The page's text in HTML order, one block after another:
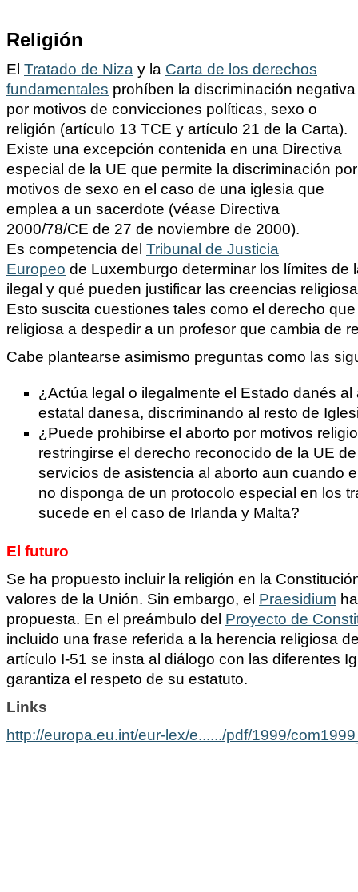
Religión
El Tratado de Niza y la Carta de los derechos
fundamentales prohíben la discriminación negativa
por motivos de convicciones políticas, sexo o
religión (artículo 13 TCE y artículo 21 de la Carta).
Existe una excepción contenida en una Directiva
especial de la UE que permite la discriminación por
motivos de sexo en el caso de una iglesia que
emplea a un sacerdote (véase Directiva
2000/78/CE de 27 de noviembre de 2000).
Es competencia del Tribunal de Justicia
Europeo de Luxemburgo determinar los límites de
ilegal y qué pueden justificar las creencias
Esto suscita cuestiones tales como el derecho
religiosa a despedir a un profesor que cambia de
Cabe plantearse asimismo preguntas como las
¿Actúa legal o ilegalmente el Estado danés al
estatal danesa, discriminando al resto de
¿Puede prohibirse el aborto por motivos
restringirse el derecho reconocido de la UE
servicios de asistencia al aborto aun cuando
no disponga de un protocolo especial en los
sucede en el caso de Irlanda y Malta?
El futuro
Se ha propuesto incluir la religión en la
valores de la Unión. Sin embargo, el Praesidium
propuesta. En el preámbulo del Proyecto de
incluido una frase referida a la herencia religiosa
artículo I-51 se insta al diálogo con las diferentes
garantiza el respeto de su estatuto.
Links
http://europa.eu.int/eur-lex/e....../pdf/1999/